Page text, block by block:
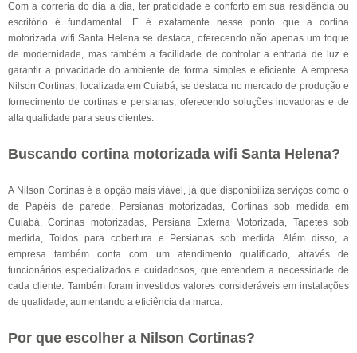
Com a correria do dia a dia, ter praticidade e conforto em sua residência ou
escritório é fundamental. E é exatamente nesse ponto que a cortina
motorizada wifi Santa Helena se destaca, oferecendo não apenas um toque
de modernidade, mas também a facilidade de controlar a entrada de luz e
garantir a privacidade do ambiente de forma simples e eficiente. A empresa
Nilson Cortinas, localizada em Cuiabá, se destaca no mercado de produção e
fornecimento de cortinas e persianas, oferecendo soluções inovadoras e de
alta qualidade para seus clientes.
Buscando cortina motorizada wifi Santa Helena?
A Nilson Cortinas é a opção mais viável, já que disponibiliza serviços como o
de Papéis de parede, Persianas motorizadas, Cortinas sob medida em
Cuiabá, Cortinas motorizadas, Persiana Externa Motorizada, Tapetes sob
medida, Toldos para cobertura e Persianas sob medida. Além disso, a
empresa também conta com um atendimento qualificado, através de
funcionários especializados e cuidadosos, que entendem a necessidade de
cada cliente. Também foram investidos valores consideráveis em instalações
de qualidade, aumentando a eficiência da marca.
Por que escolher a Nilson Cortinas?